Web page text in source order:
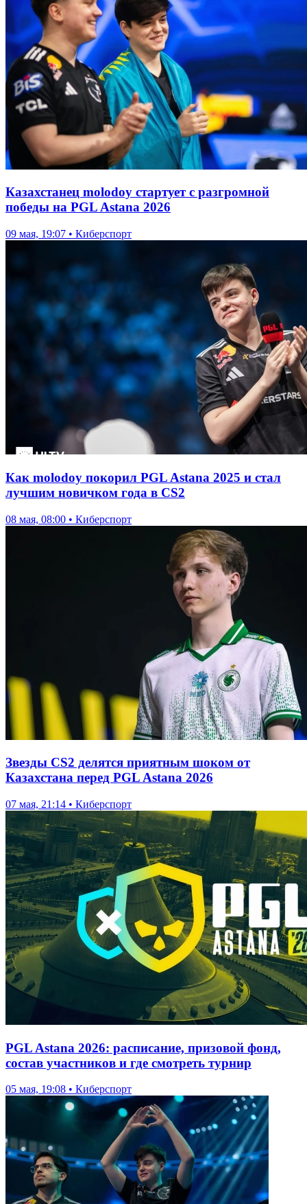
Казахстанец molodoy стартует с разгромной
победы на PGL Astana 2026
09 мая, 19:07 • Киберспорт
Как molodoy покорил PGL Astana 2025 и стал
лучшим новичком года в CS2
08 мая, 08:00 • Киберспорт
Звезды CS2 делятся приятным шоком от
Казахстана перед PGL Astana 2026
07 мая, 21:14 • Киберспорт
PGL Astana 2026: расписание, призовой фонд,
состав участников и где смотреть турнир
05 мая, 19:08 • Киберспорт